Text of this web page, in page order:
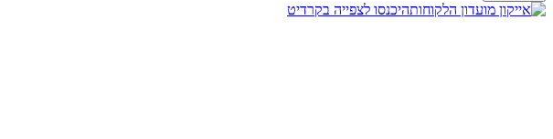
היכנסו לצפייה בקרדיט